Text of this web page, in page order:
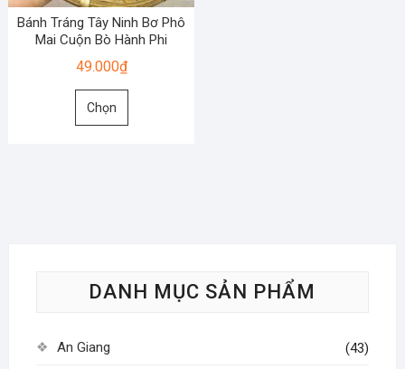
Bánh Tráng Tây Ninh Bơ Phô
Mai Cuộn Bò Hành Phi
49.000₫
Chọn
Sản
chọn
DANH MỤC SẢN PHẨM
An Giang (43)